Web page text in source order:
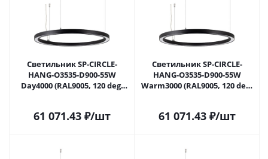
Светильник SP-CIRCLE-
HANG-O3535-D900-55W
Day4000 (RAL9005, 120 deg,
61 071.43₽/шт
Светильник SP-CIRCLE-
HANG-O3535-D900-55W
Warm3000 (RAL9005, 120 deg,
61 071.43₽/шт